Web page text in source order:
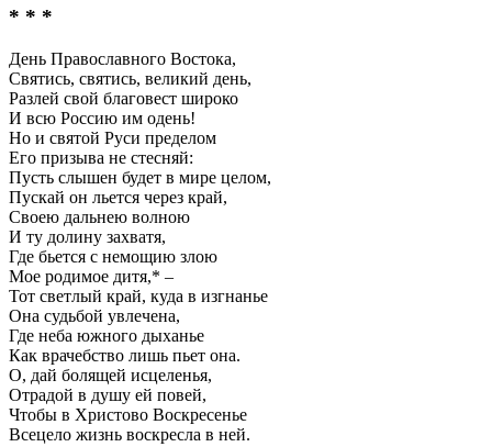
* * *
День Православного Востока,
Святись, святись, великий день,
Разлей свой благовест широко
И всю Россию им одень!
Но и святой Руси пределом
Его призыва не стесняй:
Пусть слышен будет в мире целом,
Пускай он льется через край,
Своею дальнею волною
И ту долину захватя,
Где бьется с немощию злою
Мое родимое дитя,* –
Тот светлый край, куда в изгнанье
Она судьбой увлечена,
Где неба южного дыханье
Как врачебство лишь пьет она.
О, дай болящей исцеленья,
Отрадой в душу ей повей,
Чтобы в Христово Воскресенье
Всецело жизнь воскресла в ней.